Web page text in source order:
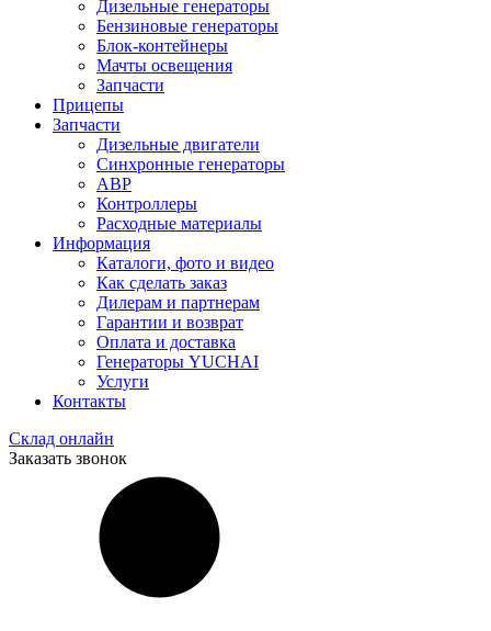
Дизельные генераторы
Бензиновые генераторы
Блок-контейнеры
Мачты освещения
Запчасти
Прицепы
Запчасти
Дизельные двигатели
Синхронные генераторы
АВР
Контроллеры
Расходные материалы
Информация
Каталоги, фото и видео
Как сделать заказ
Дилерам и партнерам
Гарантии и возврат
Оплата и доставка
Генераторы YUCHAI
Услуги
Контакты
Склад онлайн
Заказать звонок